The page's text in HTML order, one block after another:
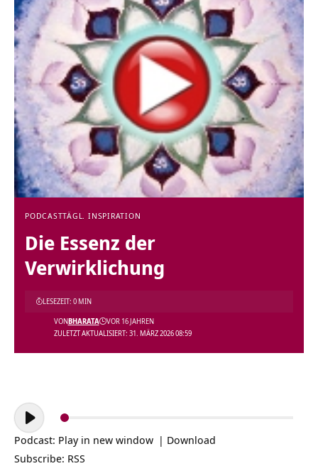
PODCASTTÄGL. INSPIRATION
Die Essenz der
Verwirklichung
ZULETZT AKTUALISIERT: 31. MÄRZ 2026 08:59
VONBHARATA VOR 16 JAHREN
LESEZEIT: 0 MIN
Audio-
Player
Podcast: Play in new window | Download
Subscribe: RSS